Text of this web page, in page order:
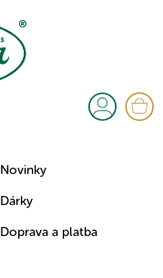
Novinky
Dárky
Doprava a platba